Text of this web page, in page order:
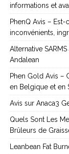
informations et
PhenQ Avis –
inconvénients,
Alternative
Andalean
Phen Gold Avis –
en Belgique et en
Avis sur Anaca3
Quels Sont Les
Brûleurs de
Leanbean Fat